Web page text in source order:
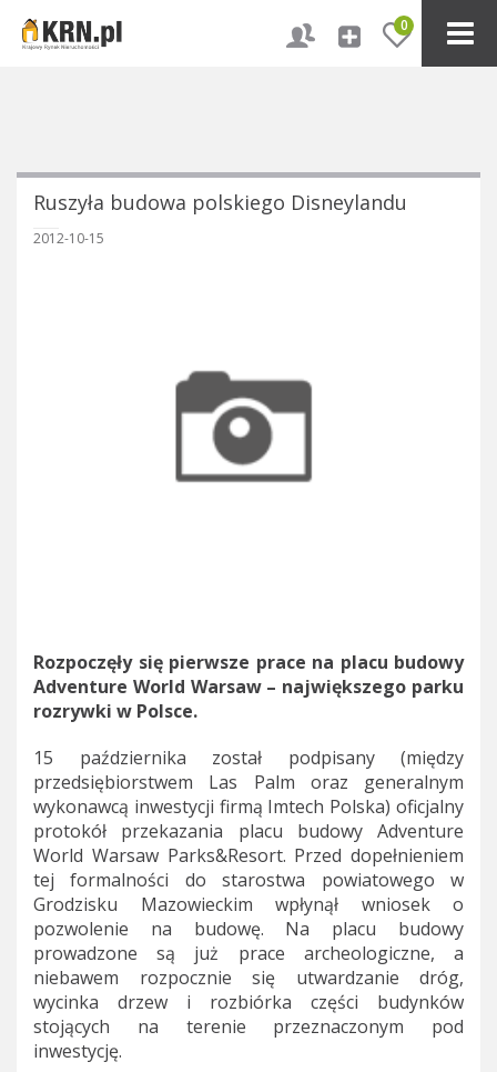
0
Ruszyła budowa polskiego Disneylandu
2012-10-15
Rozpoczęły się pierwsze prace na placu budowy
Adventure World Warsaw – największego parku
rozrywki w Polsce.
15 października został podpisany (między
przedsiębiorstwem Las Palm oraz generalnym
wykonawcą inwestycji firmą Imtech Polska) oficjalny
protokół przekazania placu budowy Adventure
World Warsaw Parks&Resort. Przed dopełnieniem
tej formalności do starostwa powiatowego w
Grodzisku Mazowieckim wpłynął wniosek o
pozwolenie na budowę. Na placu budowy
prowadzone są już prace archeologiczne, a
niebawem rozpocznie się utwardzanie dróg,
wycinka drzew i rozbiórka części budynków
stojących na terenie przeznaczonym pod
inwestycję.